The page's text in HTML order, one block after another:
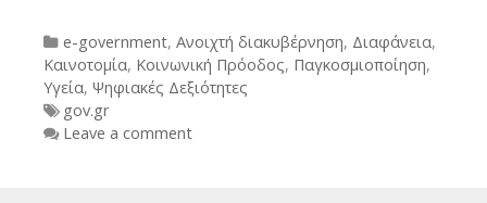
Categories
e-government, Ανοιχτή διακυβέρνηση, Διαφάνεια,
Καινοτομία, Κοινωνική Πρόοδος, Παγκοσμιοποίηση,
Υγεία, Ψηφιακές Δεξιότητες
Tags
gov.gr
Leave a comment